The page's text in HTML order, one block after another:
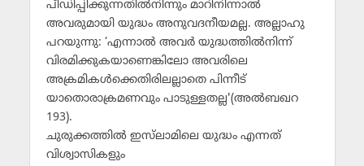
പീഡിപ്പിക്കുന്നതില്‍നിന്നും മാറിനിന്നാല്‍
അവരുമായി യുദ്ധം അനുവദനീയമല്ല. അല്ലാഹു
പറയുന്നു: ‘എന്നാല്‍ അവര്‍ യുദ്ധത്തില്‍നിന്ന്
വിരമിക്കുകയാണെങ്കിലോ അവരിലെ
അക്രമികള്‍ക്കെതിരിലല്ലാതെ പിന്നീട്
യാതൊരാക്രമണവും പാടുള്ളതല്ല'(അല്‍ബഖറ
193).
ചുരുക്കത്തില്‍ ഇസ്‌ലാമിലെ യുദ്ധം എന്നത്
വിശ്വാസികളും